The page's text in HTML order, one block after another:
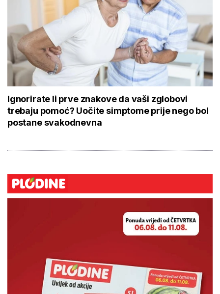
Ignorirate li prve znakove da vaši zglobovi
trebaju pomoć? Uočite simptome prije nego bol
postane svakodnevna